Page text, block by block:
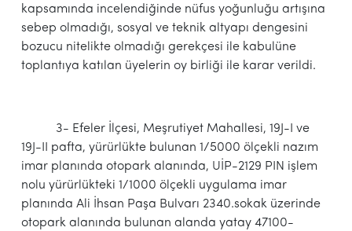
kapsamında incelendiğinde nüfus yoğunluğu artışına
sebep olmadığı, sosyal ve teknik altyapı dengesini
bozucu nitelikte olmadığı gerekçesi ile kabulüne
toplantıya katılan üyelerin oy birliği ile karar verildi.
3- Efeler İlçesi, Meşrutiyet Mahallesi, 19J-I ve
19J-II pafta, yürürlükte bulunan 1/5000 ölçekli nazım
imar planında otopark alanında, UİP-2129 PIN işlem
nolu yürürlükteki 1/1000 ölçekli uygulama imar
planında Ali İhsan Paşa Bulvarı 2340.sokak üzerinde
otopark alanında bulunan alanda yatay 47100-